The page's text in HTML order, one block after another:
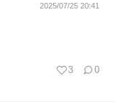
2025/07/25 20:41
3 0